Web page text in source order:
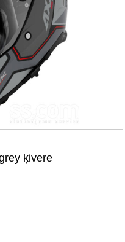
ķivere